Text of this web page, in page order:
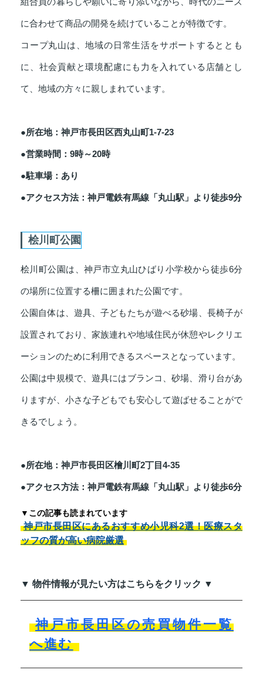
に合わせて商品の開発を続けていることが特徴です。
コープ丸山は、地域の日常生活をサポートするととも
に、社会貢献と環境配慮にも力を入れている店舗とし
て、地域の方々に親しまれています。
●所在地：神戸市長田区西丸山町1‐7‐23
●営業時間：9時～20時
●駐車場：あり
●アクセス方法：神戸電鉄有馬線「丸山駅」より徒歩9分
桧川町公園
桧川町公園は、神戸市立丸山ひばり小学校から徒歩6分
の場所に位置する柵に囲まれた公園です。
公園自体は、遊具、子どもたちが遊べる砂場、長椅子が
設置されており、家族連れや地域住民が休憩やレクリエ
ーションのために利用できるスペースとなっています。
公園は中規模で、遊具にはブランコ、砂場、滑り台があ
りますが、小さな子どもでも安心して遊ばせることがで
きるでしょう。
●所在地：神戸市長田区檜川町2丁目4-35
●アクセス方法：神戸電鉄有馬線「丸山駅」より徒歩6分
▼この記事も読まれています
神戸市長田区にあるおすすめ小児科2選！医療スタ
ッフの質が高い病院厳選
▼ 物件情報が見たい方はこちらをクリック ▼
神戸市長田区の売買物件一覧
へ進む